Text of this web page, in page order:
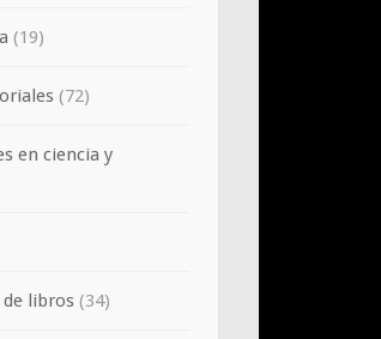
(19)
(72)
en ciencia y
libros (34)